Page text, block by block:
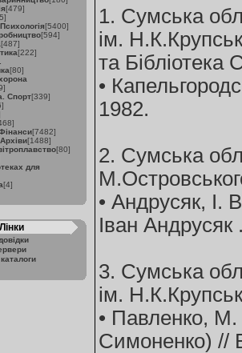
[479]
[5400]
[594]
[487]
[222]
[80]
Спорт[339]
[7482]
[1488]
[80]
для
[4]
Лінки
1. Сумська
ім.
та Бібліотека
•
1982.
2. Сумська
• Андрусяк, І.
Іван Андрусяк
3. Сумська
ім.
• Павленко,
Симоненко) //